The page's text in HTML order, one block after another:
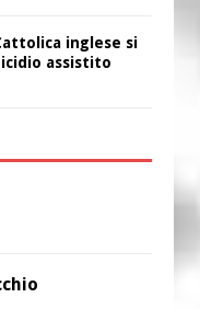
inglese si
assistito